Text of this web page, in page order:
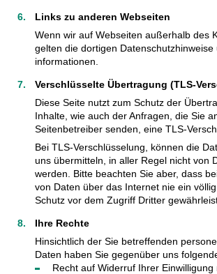
Links zu anderen Webseiten
Wenn wir auf Webseiten außerhalb des
gelten die dortigen Datenschutzhinweise
informationen.
Verschlüsselte Übertragung (TLS-
Diese Seite nutzt zum Schutz der
Inhalte, wie auch der Anfragen, die Sie
Seitenbetreiber senden, eine TLS-
Bei TLS-Verschlüsselung, können die
uns übermitteln, in aller Regel nicht von
werden. Bitte beachten Sie aber, dass
von Daten über das Internet nie ein
Schutz vor dem Zugriff Dritter
Ihre Rechte
Hinsichtlich der Sie betreffenden
Daten haben Sie gegenüber uns
Recht auf Widerruf Ihrer